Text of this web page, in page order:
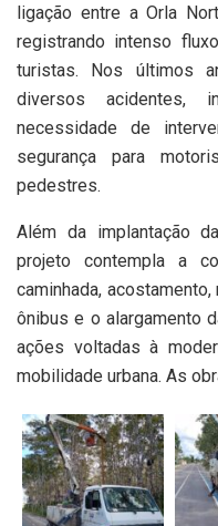
ligação entre a Orla
registrando intenso
turistas. Nos últimos
diversos acidentes,
necessidade de
segurança para
pedestres.
Além da implantação
projeto contempla a
caminhada,
ônibus e o alargamento
ações voltadas à
mobilidade urbana. As